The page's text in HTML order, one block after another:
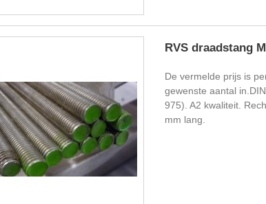
RVS draadstang
De vermelde prijs is
gewenste aantal
975). A2 kwaliteit.
mm lang.